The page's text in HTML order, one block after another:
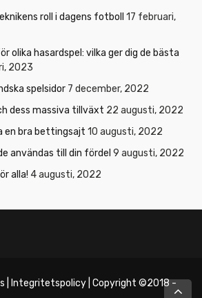
roll i dagens fotboll 17 februari,
olika hasardspel: vilka ger dig de bästa
2023
spelsidor 7 december, 2022
dess massiva tillväxt 22 augusti, 2022
en bra bettingsajt 10 augusti, 2022
användas till din fördel 9 augusti, 2022
alla! 4 augusti, 2022
Integritetspolicy | Copyright ©2018 -